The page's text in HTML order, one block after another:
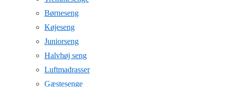
Børneseng
Køjeseng
Juniorseng
Halvhøj seng
Luftmadrasser
Gæstesenge